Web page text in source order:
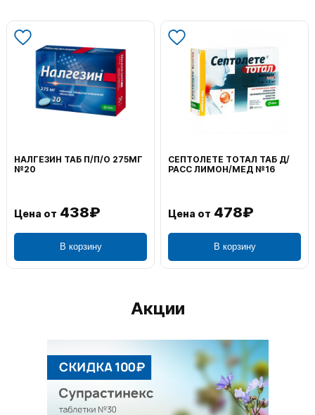
НАЛГЕЗИН ТАБ П/П/О 275МГ
№20
Цена от 438₽
В корзину
СЕПТОЛЕТЕ ТОТАЛ ТАБ Д/
РАСС ЛИМОН/МЕД №16
Цена от 478₽
В корзину
Акции